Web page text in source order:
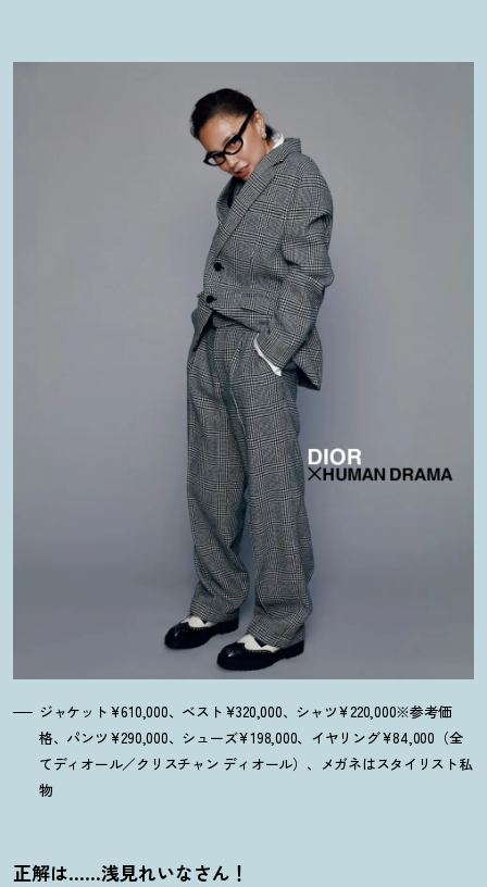
ジャケット¥610,000、ベスト¥320,000、シャツ¥220,000※参考価
格、パンツ¥290,000、シューズ¥198,000、イヤリング¥84,000（全
てディオール／クリスチャン ディオール）、メガネはスタイリスト私
物
正解は……浅見れいなさん ！